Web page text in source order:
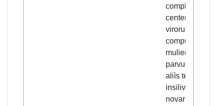
completis
centenaria
virorum,
computatis
mulieribus et
parvulis, nec
aliìs terris tunc
insilivit
novariensibus;